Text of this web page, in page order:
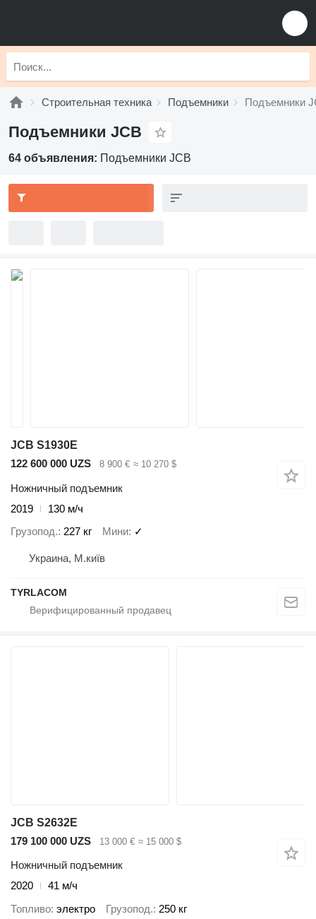
Строительная техника Подъемники Подъемники
Подъемники JCB
64 объявления: Подъемники JCB
JCB S1930E
122 600 000 UZS
8 900 € ≈ 10 270 $
Ножничный подъемник
2019
130 м/ч
Грузопод. 227 кг Мини ✓
Украина, М.київ
TYRLACOM
JCB S2632E
179 100 000 UZS
13 000 € ≈ 15 000 $
Ножничный подъемник
2020
41 м/ч
Топливо электро Грузопод. 250 кг